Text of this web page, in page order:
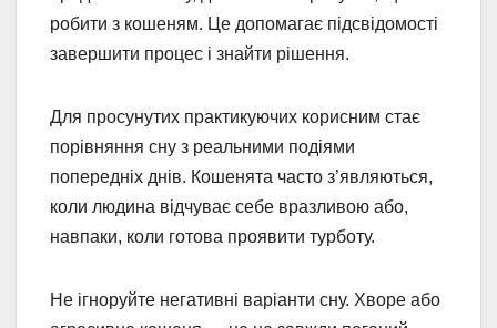
робити з кошеням. Це допомагає підсвідомості
завершити процес і знайти рішення.
Для просунутих практикуючих корисним стає
порівняння сну з реальними подіями
попередніх днів. Кошенята часто з’являються,
коли людина відчуває себе вразливою або,
навпаки, коли готова проявити турботу.
Не ігноруйте негативні варіанти сну. Хворе або